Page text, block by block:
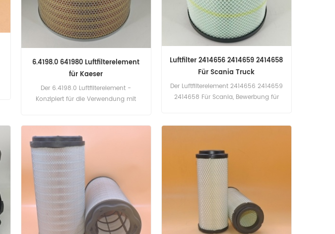
6.4198.0 641980 Luftfilterelement
für Kaeser
Der 6.4198.0 Luftfilterelement -
Konzipiert für die Verwendung mit
Luftfilter 2414656 2414659 2414658
Für Scania Truck
Der Luftfilterelement 2414656 2414659
2414658 Für Scania, Bewerbung für